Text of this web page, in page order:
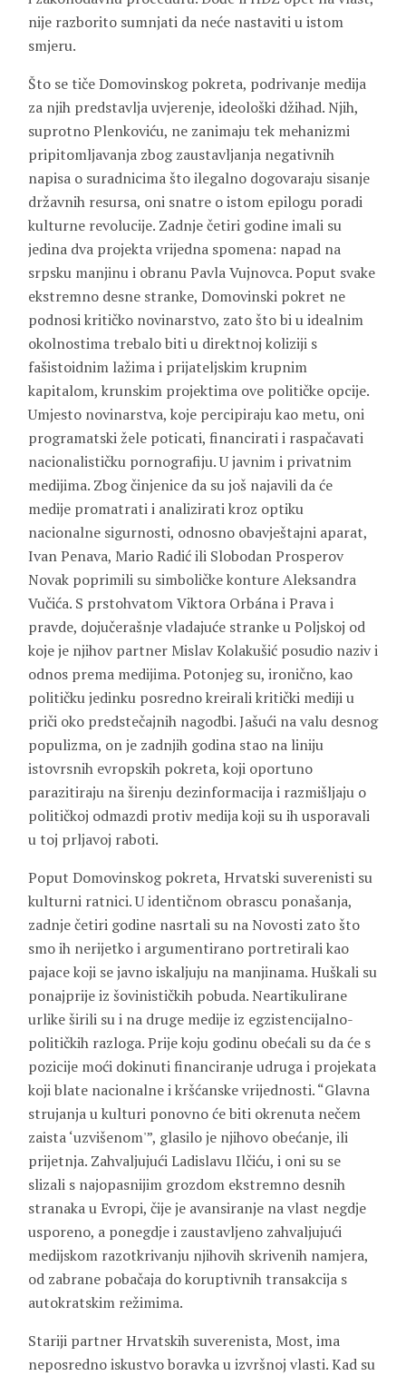
nije razborito sumnjati da neće nastaviti u istom
smjeru.
Što se tiče Domovinskog pokreta, podrivanje medija
za njih predstavlja uvjerenje, ideološki džihad. Njih,
suprotno Plenkoviću, ne zanimaju tek mehanizmi
pripitomljavanja zbog zaustavljanja negativnih
napisa o suradnicima što ilegalno dogovaraju sisanje
državnih resursa, oni snatre o istom epilogu poradi
kulturne revolucije. Zadnje četiri godine imali su
jedina dva projekta vrijedna spomena: napad na
srpsku manjinu i obranu Pavla Vujnovca. Poput svake
ekstremno desne stranke, Domovinski pokret ne
podnosi kritičko novinarstvo, zato što bi u idealnim
okolnostima trebalo biti u direktnoj koliziji s
fašistoidnim lažima i prijateljskim krupnim
kapitalom, krunskim projektima ove političke opcije.
Umjesto novinarstva, koje percipiraju kao metu, oni
programatski žele poticati, financirati i raspačavati
nacionalističku pornografiju. U javnim i privatnim
medijima. Zbog činjenice da su još najavili da će
medije promatrati i analizirati kroz optiku
nacionalne sigurnosti, odnosno obavještajni aparat,
Ivan Penava, Mario Radić ili Slobodan Prosperov
Novak poprimili su simboličke konture Aleksandra
Vučića. S prstohvatom Viktora Orbána i Prava i
pravde, dojučerašnje vladajuće stranke u Poljskoj od
koje je njihov partner Mislav Kolakušić posudio naziv i
odnos prema medijima. Potonjeg su, ironično, kao
političku jedinku posredno kreirali kritički mediji u
priči oko predstečajnih nagodbi. Jašući na valu desnog
populizma, on je zadnjih godina stao na liniju
istovrsnih evropskih pokreta, koji oportuno
parazitiraju na širenju dezinformacija i razmišljaju o
političkoj odmazdi protiv medija koji su ih usporavali
u toj prljavoj raboti.
Poput Domovinskog pokreta, Hrvatski suverenisti su
kulturni ratnici. U identičnom obrascu ponašanja,
zadnje četiri godine nasrtali su na Novosti zato što
smo ih nerijetko i argumentirano portretirali kao
pajace koji se javno iskaljuju na manjinama. Huškali su
ponajprije iz šovinističkih pobuda. Neartikulirane
urlike širili su i na druge medije iz egzistencijalno-
političkih razloga. Prije koju godinu obećali su da će s
pozicije moći dokinuti financiranje udruga i projekata
koji blate nacionalne i kršćanske vrijednosti. “Glavna
strujanja u kulturi ponovno će biti okrenuta nečem
zaista ‘uzvišenom'”, glasilo je njihovo obećanje, ili
prijetnja. Zahvaljujući Ladislavu Ilčiću, i oni su se
slizali s najopasnijim grozdom ekstremno desnih
stranaka u Evropi, čije je avansiranje na vlast negdje
usporeno, a ponegdje i zaustavljeno zahvaljujući
medijskom razotkrivanju njihovih skrivenih namjera,
od zabrane pobačaja do koruptivnih transakcija s
autokratskim režimima.
Stariji partner Hrvatskih suverenista, Most, ima
neposredno iskustvo boravka u izvršnoj vlasti. Kad su